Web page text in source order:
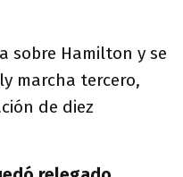
Hamilton y se
marcha tercero,
de diez